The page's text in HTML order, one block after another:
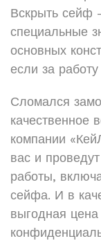
Вскрыть сейф
специальные
основных
если за
Сломался
качественное
компании
вас и
работы,
сейфа. И в
выгодная